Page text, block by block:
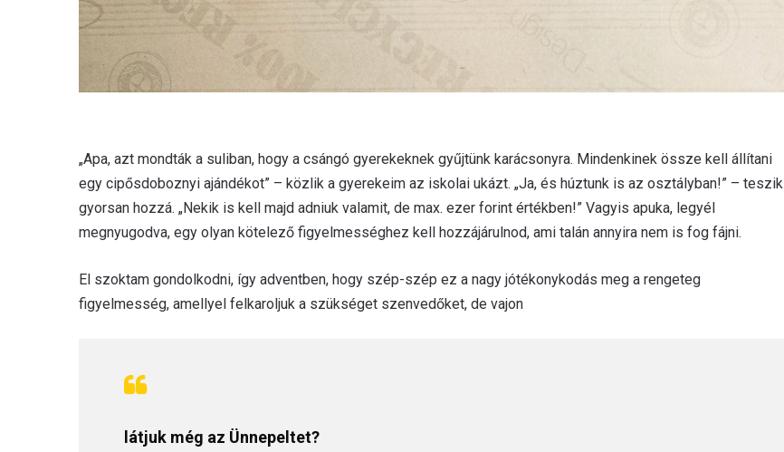
„Apa, azt mondták a suliban, hogy a csángó gyerekeknek gyűjtünk karácsonyra. Mindenkinek össze kell állítani
egy cipősdoboznyi ajándékot” – közlik a gyerekeim az iskolai ukázt. „Ja, és húztunk is az osztályban!” – teszik
gyorsan hozzá. „Nekik is kell majd adniuk valamit, de max. ezer forint értékben!” Vagyis apuka, legyél
megnyugodva, egy olyan kötelező figyelmességhez kell hozzájárulnod, ami talán annyira nem is fog fájni.
El szoktam gondolkodni, így adventben, hogy szép-szép ez a nagy jótékonykodás meg a rengeteg
figyelmesség, amellyel felkaroljuk a szükséget szenvedőket, de vajon
látjuk még az Ünnepeltet?